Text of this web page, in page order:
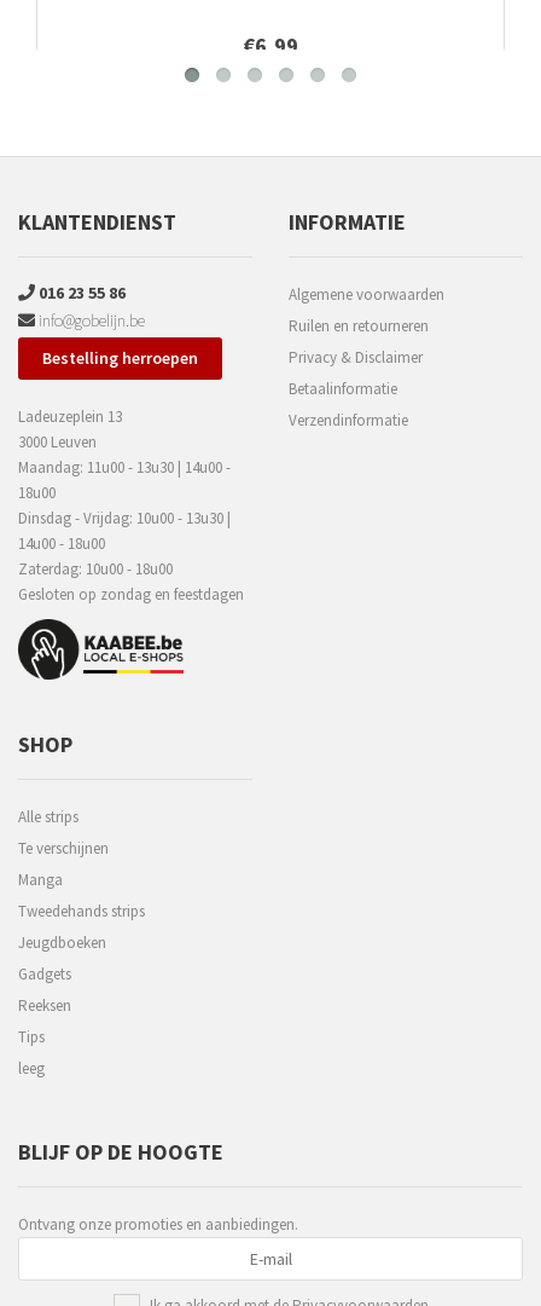
€6,99
KLANTENDIENST
016 23 55 86
info@gobelijn.be
Bestelling herroepen
Ladeuzeplein 13
3000 Leuven
Maandag: 11u00 - 13u30 | 14u00 -
18u00
Dinsdag - Vrijdag: 10u00 - 13u30 |
14u00 - 18u00
Zaterdag: 10u00 - 18u00
Gesloten op zondag en feestdagen
INFORMATIE
Algemene voorwaarden
Ruilen en retourneren
Privacy & Disclaimer
Betaalinformatie
Verzendinformatie
SHOP
Alle strips
Te verschijnen
Manga
Tweedehands strips
Jeugdboeken
Gadgets
Reeksen
Tips
leeg
BLIJF OP DE HOOGTE
Ontvang onze promoties en aanbiedingen.